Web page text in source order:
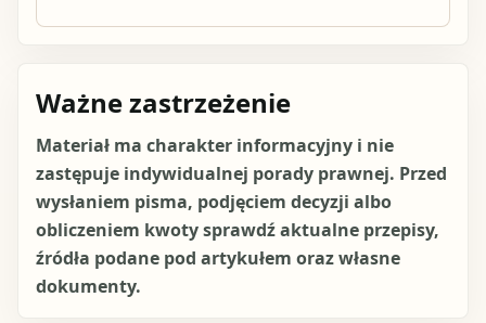
Ważne zastrzeżenie
Materiał ma charakter informacyjny i nie
zastępuje indywidualnej porady prawnej. Przed
wysłaniem pisma, podjęciem decyzji albo
obliczeniem kwoty sprawdź aktualne przepisy,
źródła podane pod artykułem oraz własne
dokumenty.